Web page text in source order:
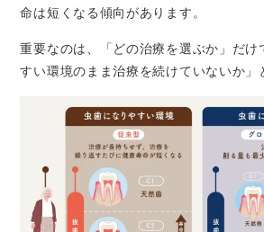
命は短くなる傾向があります。
重要なのは、「どの治療を選ぶか」だけ
すい環境のまま治療を続けていないか」